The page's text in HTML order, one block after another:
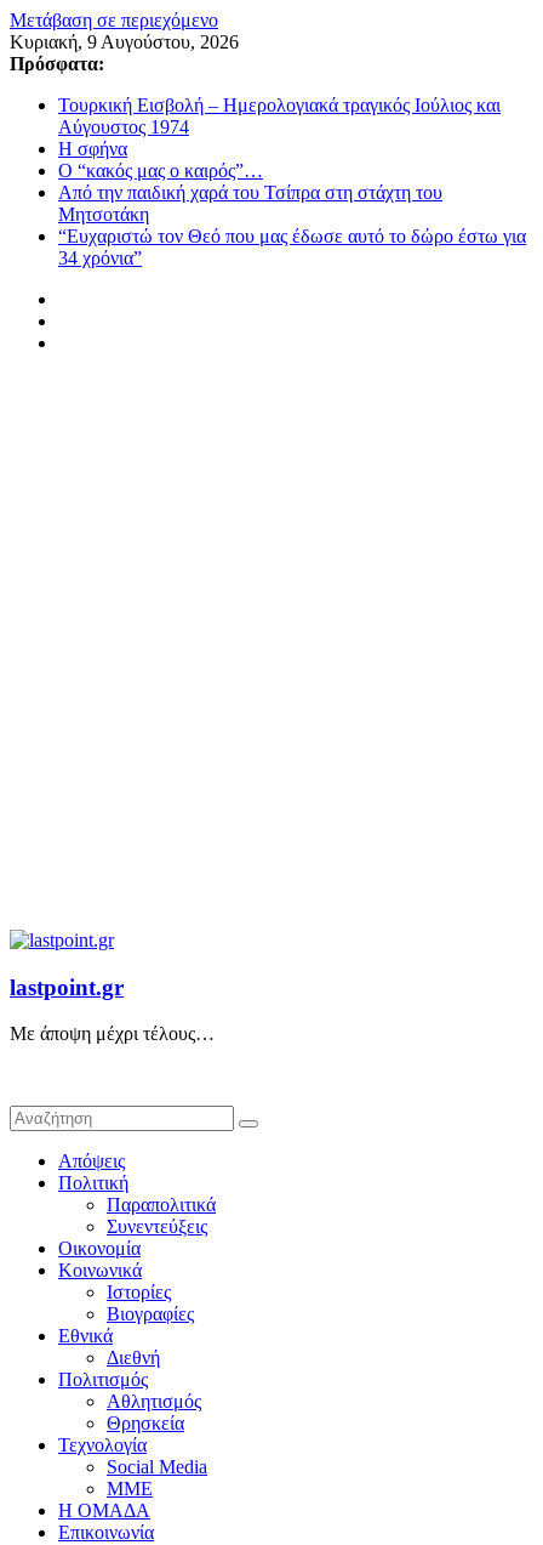
Μετάβαση σε περιεχόμενο
Κυριακή, 9 Αυγούστου, 2026
Πρόσφατα:
Τουρκική Εισβολή – Ημερολογιακά τραγικός Ιούλιος και
Αύγουστος 1974
Η σφήνα
Ο “κακός μας ο καιρός”…
Από την παιδική χαρά του Τσίπρα στη στάχτη του
Μητσοτάκη
“Ευχαριστώ τον Θεό που μας έδωσε αυτό το δώρο έστω για
34 χρόνια”
lastpoint.gr
Με άποψη μέχρι τέλους…
Απόψεις
Πολιτική
Παραπολιτικά
Συνεντεύξεις
Οικονομία
Κοινωνικά
Ιστορίες
Βιογραφίες
Εθνικά
Διεθνή
Πολιτισμός
Αθλητισμός
Θρησκεία
Τεχνολογία
Social Media
ΜΜΕ
Η ΟΜΑΔΑ
Επικοινωνία